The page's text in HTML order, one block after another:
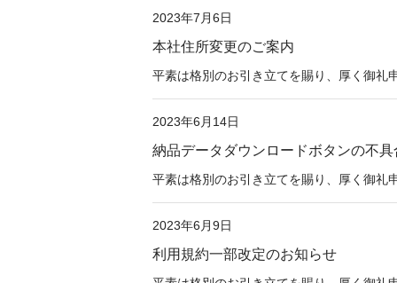
2023年7月6日
本社住所変更のご案内
平素は格別のお引き立てを賜り、厚く御
2023年6月14日
納品データダウンロードボタンの不具
平素は格別のお引き立てを賜り、厚く御
2023年6月9日
利用規約一部改定のお知らせ